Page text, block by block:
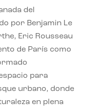
del
por Benjamin Le
Eric Rousseau
de París como
para
urbano, donde
en plena